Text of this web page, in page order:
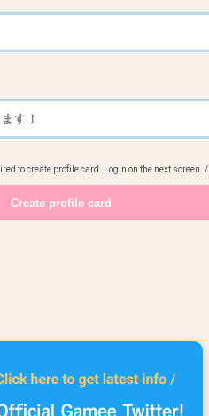
to create profile card. Login on the next screen. /